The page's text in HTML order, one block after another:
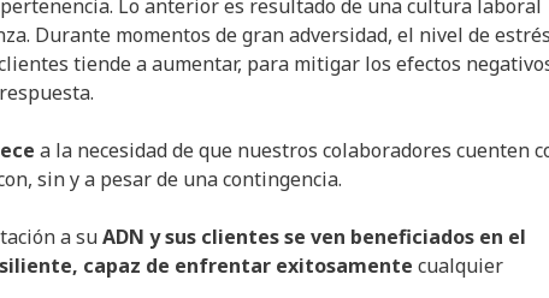
Lo anterior es resultado de una cultura laboral
Durante momentos de gran adversidad, el nivel de
tiende a aumentar, para mitigar los efectos
a la necesidad de que nuestros colaboradores cuenten
sin y a pesar de una contingencia.
a suADN y sus clientes se ven beneficiados en el
capaz de enfrentar exitosamente cualquier